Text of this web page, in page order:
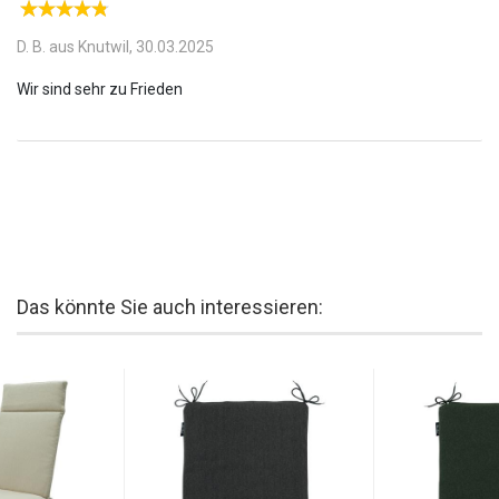
D. B. aus Knutwil, 30.03.2025
Das könnte Sie auch interessieren: